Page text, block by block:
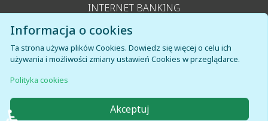
Informacja o cookies
Ta strona używa plików Cookies. Dowiedz się więcej o celu ich
używania i możliwości zmiany ustawień Cookies w przeglądarce.
Polityka cookies
Akceptuj
INTERNET BANKING
LOGOWANIE IB
KARTOSFERA
LOGOWANIE KARTOSFERA